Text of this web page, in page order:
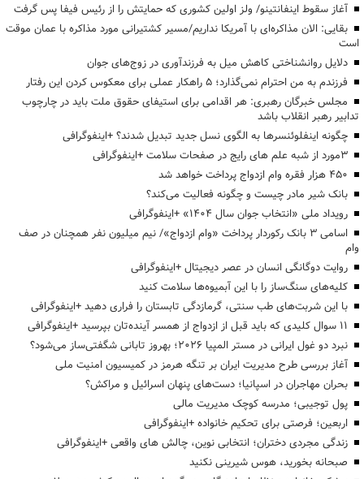
آغاز سقوط اینفانتینو/ ولز اولین کشوری که حمایتش را از رئیس فیفا پس گرفت
بقایی: الان مذاکره‌ای با آمریکا نداریم/مسیر کشتیرانی مورد مذاکره با عمان موقت
است
دلایل روانشناختی کاهش میل به فرزندآوری در زوج‌های جوان
فرزندم به من احترام نمی‌گذارد؛ ۵ راهکار عملی برای معکوس کردن این رفتار
مجلس خبرگان رهبری: هر اقدامی برای استیفای حقوق ملت باید در چارچوب
تدابیر رهبر انقلاب باشد
چگونه اینفلوئنسرها به الگوی نسل جدید تبدیل شدند؟ +اینفوگرافی
3مورد از شبه علم های رایج در صفحات سلامت +اینفوگرافی
۴۵۰ هزار فقره وام ازدواج پرداخت خواهد شد
بانک شیر مادر چیست و چگونه فعالیت می‌کند؟
رویداد ملی «انتخاب جوان سال ۱۴۰۴» +اینفوگرافی
اسامی ۳ بانک رکوردار پرداخت «وام ازدواج»/ نیم میلیون نفر همچنان در صف
وام
روایت دوگانگی انسان در عصر دیجیتال +اینفوگرافی
کلیه‌های سنگ‌ساز را با این آبمیوه‌ها سلامت کنید
با این شربت‌های طب سنتی، گرمازدگی تابستان را فراری دهید +اینفوگرافی
۱۱ سوال کلیدی که باید قبل از ازدواج از همسر آینده‌تان بپرسید +اینفوگرافی
نبرد دو غول ایرانی در مستر المپیا ۲۰۲۶؛ بهروز تابانی شگفتی‌ساز می‌شود؟
آغاز بررسی طرح مدیریت ایران بر تنگه هرمز در کمیسیون امنیت ملی
بحران مهاجران در اسپانیا؛ دست‌های پنهان اسرائیل و مراکش؟
پول توجیبی؛ مدرسه کوچک مدیریت مالی
اربعین؛ فرصتی برای تحکیم خانواده +اینفوگرافی
زندگی مجردی دختران؛ انتخابی نوین، چالش های واقعی +اینفوگرافی
صبحانه بخورید، هوس شیرینی نکنید